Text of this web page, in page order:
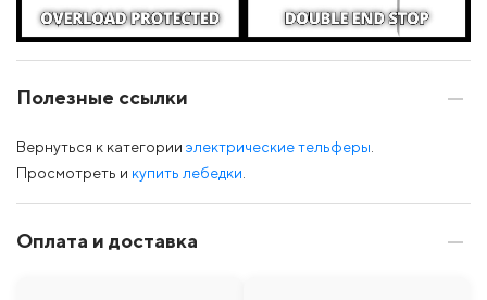
Полезные ссылки
Вернуться к категории электрические тельферы.
Просмотреть и купить лебедки.
Оплата и доставка